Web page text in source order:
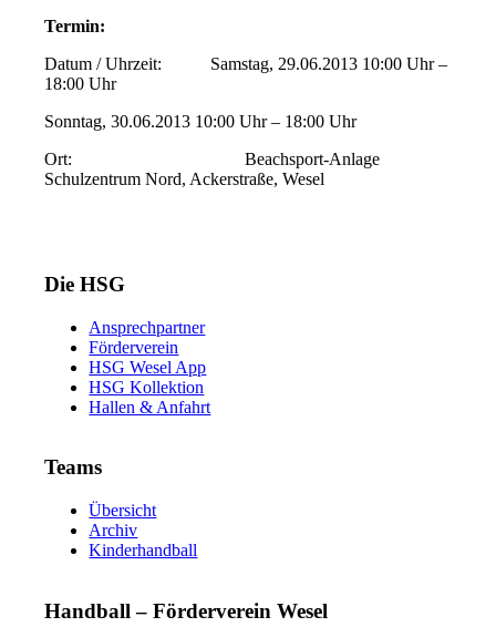
Termin:
Datum / Uhrzeit: Samstag, 29.06.2013 10:00 Uhr –
18:00 Uhr
Sonntag, 30.06.2013 10:00 Uhr – 18:00 Uhr
Ort: Beachsport-Anlage
Schulzentrum Nord, Ackerstraße, Wesel
Die HSG
Ansprechpartner
Förderverein
HSG Wesel App
HSG Kollektion
Hallen & Anfahrt
Teams
Übersicht
Archiv
Kinderhandball
Handball – Förderverein Wesel